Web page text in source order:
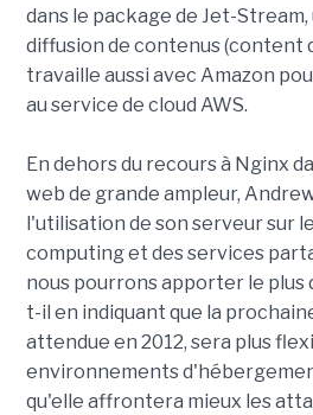
dans le package de Jet-Stream,
diffusion de contenus (content
travaille aussi avec Amazon
au service de cloud AWS.
En dehors du recours à Nginx
web de grande ampleur,
l'utilisation de son serveur sur
computing et des services
nous pourrons apporter le plus
t-il en indiquant que la
attendue en 2012, sera plus
environnements
qu'elle affrontera mieux les